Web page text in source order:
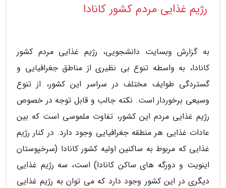
رژیم غذایی مردم کشور کانادا
به گزارش وبسایت دانشجویی، رژیم غذایی مردم کشور
کانادا، به واسطه تنوع بی نظیری از مناطق جغرافیایی و
گستردگی طوایف مختلف در سراسر این کشور، از تنوع
وسیعی برخوردار است. نکته جالب و قابل توجه در خصوص
رژیم غذایی مردم این کشور، تفاوت ملموسی است که بین
عادات غذایی هر منطقه جغرافیایی وجود دارد. در کنار رژیم
غذایی که مربوط به ساکنین اولیه کشور کانادا (سرخپوستان
اینویت و دورگه های ساکن کانادا) است، سه رژیم غذایی
دیگری در این کشور وجود دارد که می توان به رژیم غذایی